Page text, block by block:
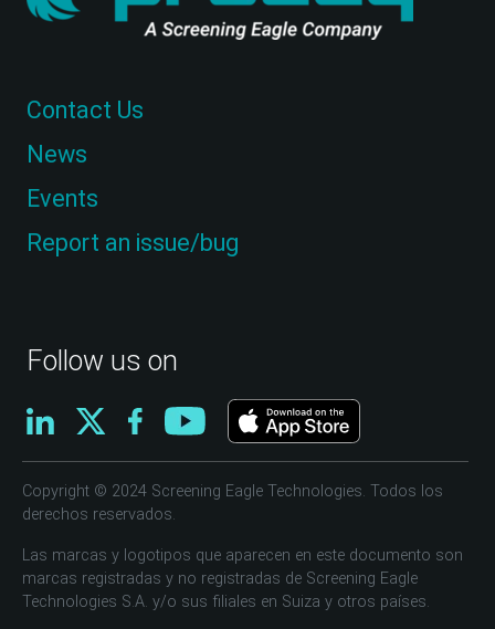
Follow us on
Contact Us
News
Events
Report an issue/bug
Copyright © 2024 Screening Eagle Technologies. Todos los
derechos reservados.
Las marcas y logotipos que aparecen en este documento son
marcas registradas y no registradas de Screening Eagle
Technologies S.A. y/o sus filiales en Suiza y otros países.